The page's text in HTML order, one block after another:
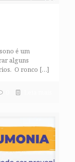
é um
alguns
O ronco […]